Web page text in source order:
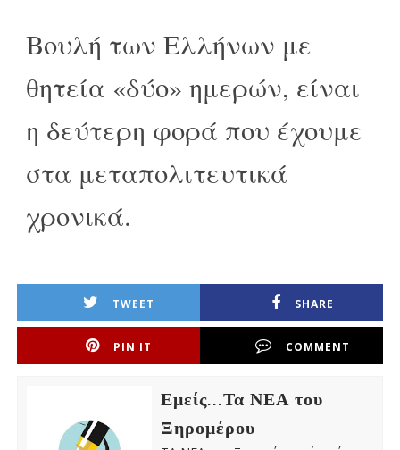
Βουλή των Ελλήνων με
θητεία «δύο» ημερών, είναι
η δεύτερη φορά που έχουμε
στα μεταπολιτευτικά
χρονικά.
TWEET SHARE
PIN IT COMMENT
Εμείς...Τα ΝΕΑ του
Ξηρομέρου